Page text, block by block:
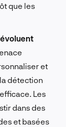
que les
évoluent
et
détection
Les
dans des
et basées